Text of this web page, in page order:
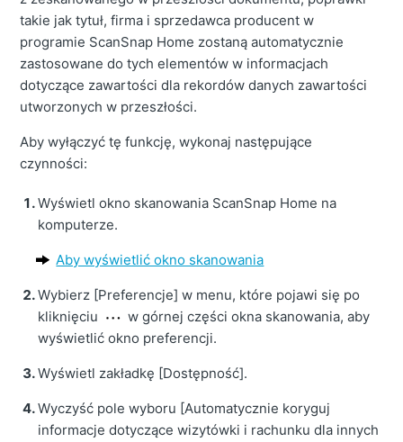
takie jak tytuł, firma i sprzedawca producent w
programie ScanSnap Home zostaną automatycznie
zastosowane do tych elementów w informacjach
dotyczące zawartości dla rekordów danych zawartości
utworzonych w przeszłości.
Aby wyłączyć tę funkcję, wykonaj następujące
czynności:
Wyświetl okno skanowania ScanSnap Home na
komputerze.
Aby wyświetlić okno skanowania
Wybierz [Preferencje] w menu, które pojawi się po
kliknięciu
w górnej części okna skanowania, aby
wyświetlić okno preferencji.
Wyświetl zakładkę [Dostępność].
Wyczyść pole wyboru [Automatycznie koryguj
informacje dotyczące wizytówki i rachunku dla innych